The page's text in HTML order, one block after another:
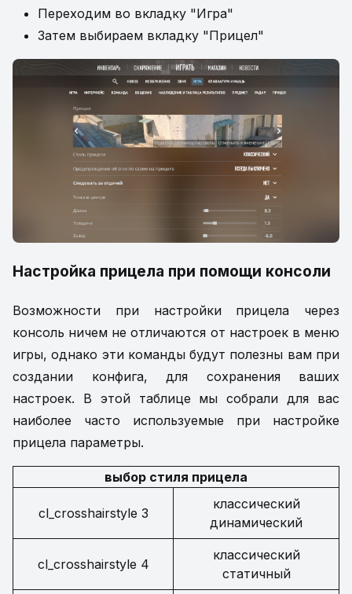
Переходим во вкладку "Игра"
Затем выбираем вкладку "Прицел"
Настройка прицела при помощи консоли
Возможности при настройки прицела через
консоль ничем не отличаются от настроек в меню
игры, однако эти команды будут полезны вам при
создании конфига, для сохранения ваших
настроек. В этой таблице мы собрали для вас
наиболее часто используемые при настройке
прицела параметры.
выбор стиля прицела
cl_crosshairstyle 3
классический
динамический
cl_crosshairstyle 4
классический
статичный